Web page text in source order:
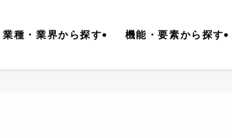
業種・業界から探す 機能・要素から探す